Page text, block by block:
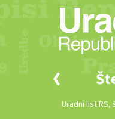
Uradni list RS,